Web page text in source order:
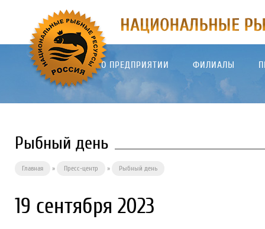
О ПРЕДПРИЯТИИ ФИЛИАЛЫ
Рыбный день
Главная » Пресс-центр » Рыбный день
19 сентября 2023